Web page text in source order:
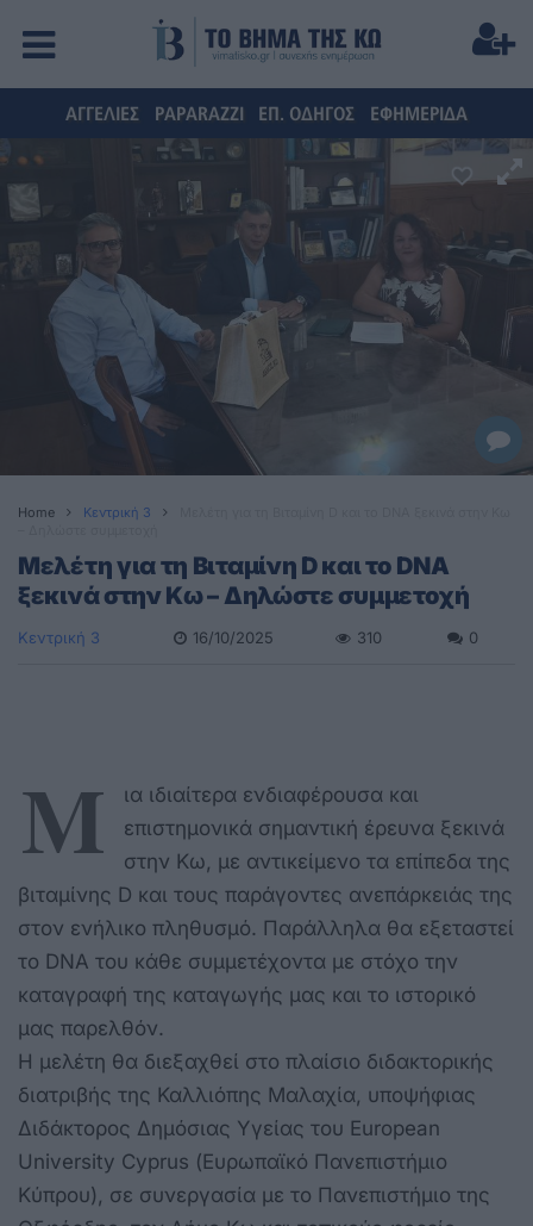
ΑΓΓΕΛΙΕΣ PAPARAZZI ΕΠ. ΟΔΗΓΟΣ ΕΦΗΜΕΡΙΔΑ
Home Κεντρική 3
Μελέτη για τη Βιταμίνη D και το DNA
ξεκινά στην Κω – Δηλώστε συμμετοχή
Κεντρική 3 16/10/2025 310 0
Μ
ια ιδιαίτερα ενδιαφέρουσα και
επιστημονικά σημαντική έρευνα ξεκινά
στην Κω, με αντικείμενο τα επίπεδα της
βιταμίνης D και τους παράγοντες ανεπάρκειάς της
στον ενήλικο πληθυσμό. Παράλληλα θα εξεταστεί
το DNA του κάθε συμμετέχοντα με στόχο την
καταγραφή της καταγωγής μας και το ιστορικό
μας παρελθόν.
Η μελέτη θα διεξαχθεί στο πλαίσιο διδακτορικής
διατριβής της Καλλιόπης Μαλαχία, υποψήφιας
Διδάκτορος Δημόσιας Υγείας του European
University Cyprus (Ευρωπαϊκό Πανεπιστήμιο
Κύπρου), σε συνεργασία με το Πανεπιστήμιο της